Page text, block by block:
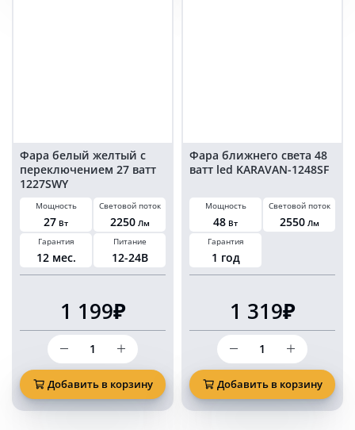
Фара белый желтый с
переключением 27 ватт
1227SWY
Мощность
27 Вт
Световой поток
2250 Лм
Гарантия
12 мес.
Питание
12-24В
1 199₽
Количество
товара
Фара
белый
желтый
с
Добавить в корзину
Фара ближнего света 48
ватт led KARAVAN-1248SF
Мощность
48 Вт
Световой поток
2550 Лм
Гарантия
1 год
1 319₽
Количество
товара
Фара
ближнего
света
48
Добавить в корзину